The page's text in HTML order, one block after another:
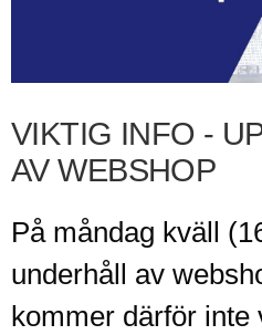
VIKTIG INFO -
AV WEBSHOP
På måndag kväll
underhåll av
kommer därför inte